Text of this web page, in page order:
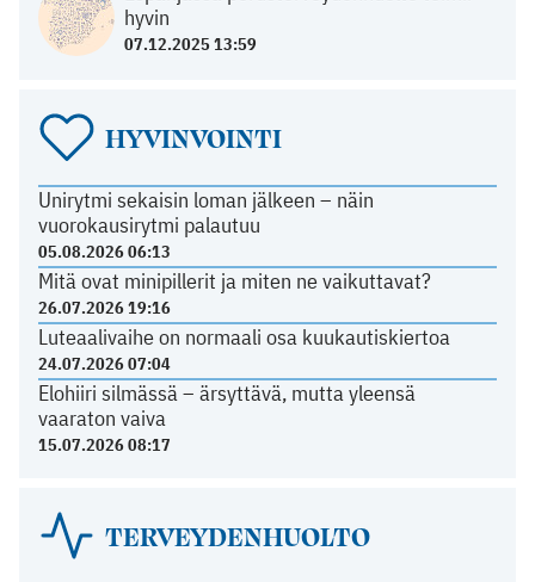
hyvin
07.12.2025 13:59
HYVINVOINTI
Unirytmi sekaisin loman jälkeen – näin
vuorokausirytmi palautuu
05.08.2026 06:13
Mitä ovat minipillerit ja miten ne vaikuttavat?
26.07.2026 19:16
Luteaalivaihe on normaali osa kuukautiskiertoa
24.07.2026 07:04
Elohiiri silmässä – ärsyttävä, mutta yleensä
vaaraton vaiva
15.07.2026 08:17
TERVEYDENHUOLTO